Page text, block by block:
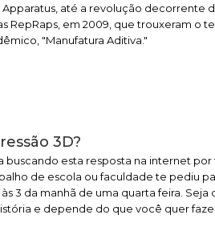
até a revolução decorrente
RepRaps, em 2009, que trouxeram o
"Manufatura Aditiva."
3D?
buscando esta resposta na internet
de escola ou faculdade te pediu
3 da manhã de uma quarta feira.
e depende do que você quer